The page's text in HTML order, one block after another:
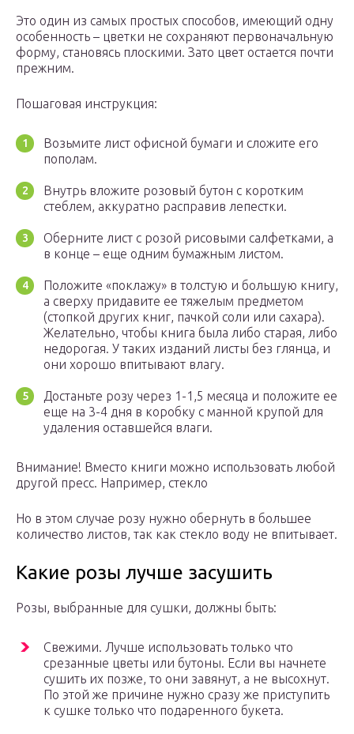
Это один из самых простых способов, имеющий одну
особенность – цветки не сохраняют первоначальную
форму, становясь плоскими. Зато цвет остается почти
прежним.
Пошаговая инструкция:
Возьмите лист офисной бумаги и сложите его
пополам.
Внутрь вложите розовый бутон с коротким
стеблем, аккуратно расправив лепестки.
Оберните лист с розой рисовыми салфетками, а
в конце – еще одним бумажным листом.
Положите «поклажу» в толстую и большую книгу,
а сверху придавите ее тяжелым предметом
(стопкой других книг, пачкой соли или сахара).
Желательно, чтобы книга была либо старая, либо
недорогая. У таких изданий листы без глянца, и
они хорошо впитывают влагу.
Достаньте розу через 1-1,5 месяца и положите ее
еще на 3-4 дня в коробку с манной крупой для
удаления оставшейся влаги.
Внимание! Вместо книги можно использовать любой
другой пресс. Например, стекло
Но в этом случае розу нужно обернуть в большее
количество листов, так как стекло воду не впитывает.
Какие розы лучше засушить
Розы, выбранные для сушки, должны быть:
Свежими. Лучше использовать только что
срезанные цветы или бутоны. Если вы начнете
сушить их позже, то они завянут, а не высохнут.
По этой же причине нужно сразу же приступить
к сушке только что подаренного букета.